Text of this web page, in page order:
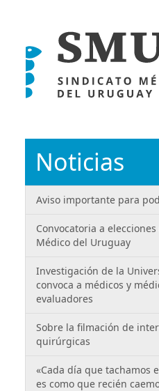
Noticias
Aviso importante para
Convocatoria a
Médico del Uruguay
Investigación de la
convoca a médicos y
evaluadores
Sobre la filmación de
quirúrgicas
«Cada día que tachamos
es como que recién